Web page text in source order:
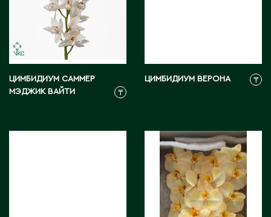
ЦИМБИДИУМ САММЕР
МЭДЖИК ВАЙТИ
₸
ЦИМБИДИУМ ВЕРОНА ₸